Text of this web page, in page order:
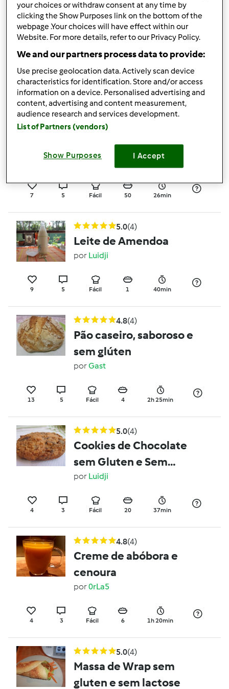
(5)
Queques maça e
canela e noz (sem
açúcar e sem farinha)
porGast
3 1 Fácil 10 35min
Bolinhos da Madeira
porLuidji
7 5 Fácil 50 26min
5.0(4)
Leite de Amendoa
por Luidji
9 5 Fácil 1 40min
4.8(4)
Pão caseiro, saboroso e
sem glúten
porGast
13 5 Fácil 4 2h 25min
5.0(4)
Cookies de Chocolate
sem Gluten e Sem
Lactose
por Luidji
4 3 Fácil 20 37min
4.8(4)
Creme de abóbora e
cenoura
por0rLa5
4 3 Fácil 6 1h 20min
5.0(4)
Massa de Wrap sem
gluten e sem lactose
your choices or withdraw consent at any time by
clicking the Show Purposes link on the bottom of the
webpage .Your choices will have effect within our
Website. For more details, refer to our Privacy Policy.
We and our partners process data to provide:
Use precise geolocation data. Actively scan device
characteristics for identification. Store and/or access
information on a device. Personalised advertising and
content, advertising and content measurement,
audience research and services development.
List of Partners (vendors)
Show Purposes I Accept